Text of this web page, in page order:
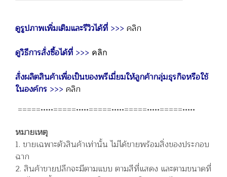
ดูรูปภาพเพิ่มเติมและรีวิวได้ที่ >>> คลิก
ดูวิธีการสั่งซื้อได้ที่ >>> คลิก
สั่งผลิตสินค้าเพื่อเป็นของพรีเมี่ยมให้ลูกค้ากลุ่มธุรกิจหรือใช้
ในองค์กร >>> คลิก
=====•••••=====•••••=====•••••=====•••••=====•••••
หมายเหตุ
1. ขายเฉพาะตัวสินค้าเท่านั้น ไม่ได้ขายพร้อมสิ่งของประกอบ
ฉาก
2. สินค้าขายปลีกจะมีตามแบบ ตามสีที่แสดง และตามขนาดที่